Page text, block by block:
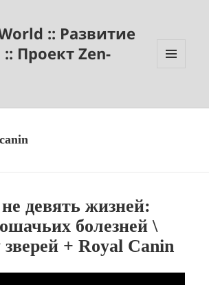
:: Развитие
Проект Zen-
девять жизней:
болезней \
+ Royal Canin